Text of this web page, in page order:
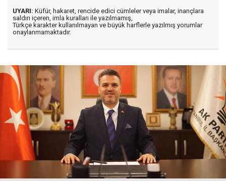
UYARI: Küfür, hakaret, rencide edici cümleler veya imalar, inançlara
saldırı içeren, imla kuralları ile yazılmamış,
Türkçe karakter kullanılmayan ve büyük harflerle yazılmış yorumlar
onaylanmamaktadır.